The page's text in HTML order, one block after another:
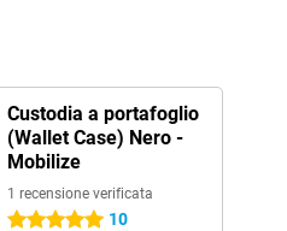
Custodia a portafoglio
(Wallet Case) Nero -
Mobilize
1 recensione verificata
5 stelle 10